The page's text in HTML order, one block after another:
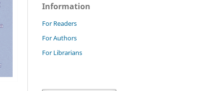
Information
For Readers
For Authors
For Librarians